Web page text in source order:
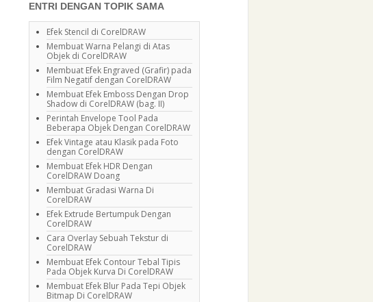
ENTRI DENGAN TOPIK SAMA
Efek Stencil di CorelDRAW
Membuat Warna Pelangi di Atas
Objek di CorelDRAW
Membuat Efek Engraved (Grafir) pada
Film Negatif dengan CorelDRAW
Membuat Efek Emboss Dengan Drop
Shadow di CorelDRAW (bag. II)
Perintah Envelope Tool Pada
Beberapa Objek Dengan CorelDRAW
Efek Vintage atau Klasik pada Foto
dengan CorelDRAW
Membuat Efek HDR Dengan
CorelDRAW Doang
Membuat Gradasi Warna Di
CorelDRAW
Efek Extrude Bertumpuk Dengan
CorelDRAW
Cara Overlay Sebuah Tekstur di
CorelDRAW
Membuat Efek Contour Tebal Tipis
Pada Objek Kurva Di CorelDRAW
Membuat Efek Blur Pada Tepi Objek
Bitmap Di CorelDRAW